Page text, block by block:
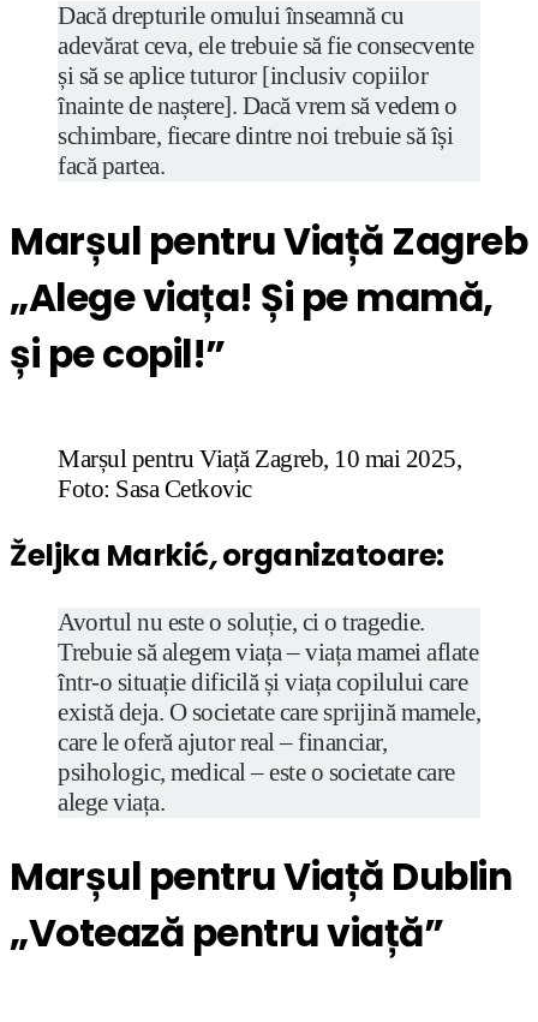
Dacă drepturile omului înseamnă cu
adevărat ceva, ele trebuie să fie consecvente
și să se aplice tuturor [inclusiv copiilor
înainte de naștere]. Dacă vrem să vedem o
schimbare, fiecare dintre noi trebuie să își
facă partea.
Marșul pentru Viață Zagreb
„Alege viața! Și pe mamă,
și pe copil!”
Marșul pentru Viață Zagreb, 10 mai 2025,
Foto: Sasa Cetkovic
Željka Markić,organizatoare:
Avortul nu este o soluție, ci o tragedie.
Trebuie să alegem viața – viața mamei aflate
într-o situație dificilă și viața copilului care
există deja. O societate care sprijină mamele,
care le oferă ajutor real – financiar,
psihologic, medical – este o societate care
alege viața.
Marșul pentru Viață Dublin
„Votează pentru viață”